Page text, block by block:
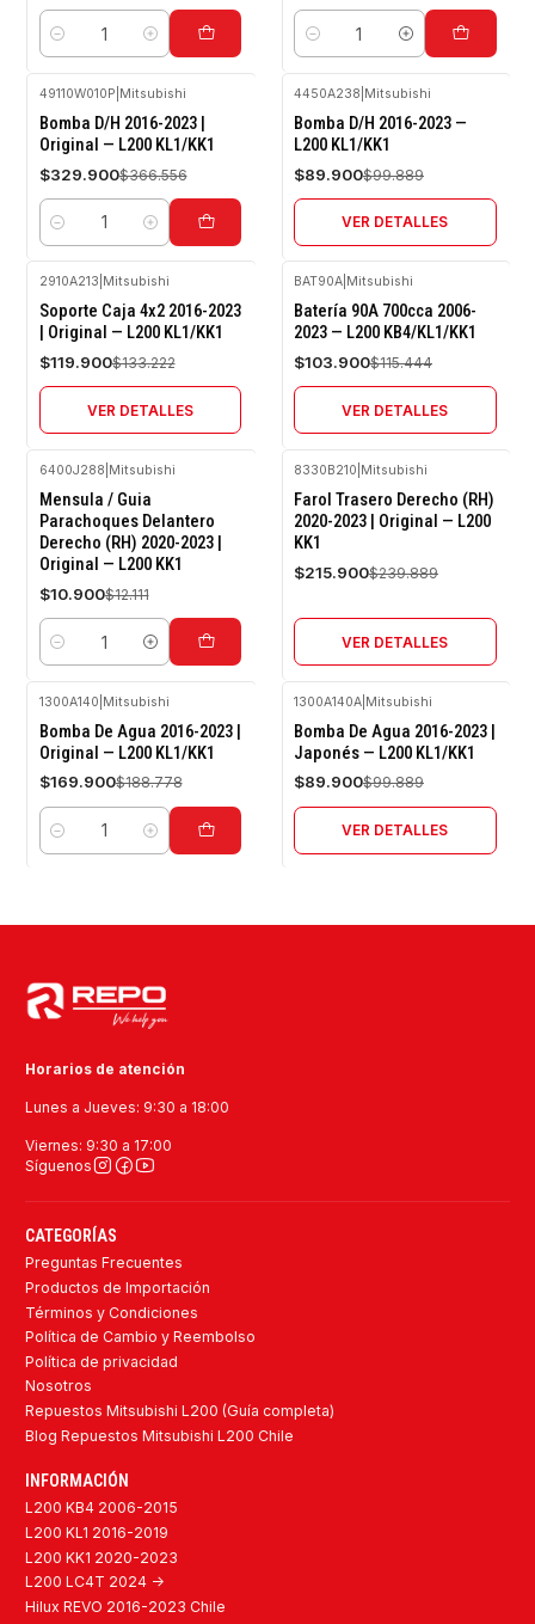
Cantidad Cantidad
-10%
OFF
49110W010P Mitsubishi
Bomba D/H 2016-2023 |
Original — L200 KL1/KK1
$329.900$366.556
Cantidad
-10%
OFF
4450A238 Mitsubishi
Bomba D/H 2016-2023 —
L200 KL1/KK1
$89.900$99.889
VER DETALLES
-10%
OFF
2910A213 Mitsubishi
Soporte Caja 4x2 2016-2023
| Original — L200 KL1/KK1
$119.900$133.222
VER DETALLES
-10%
OFF
BAT90A Mitsubishi
Batería 90A 700cca 2006-
2023 — L200 KB4/KL1/KK1
$103.900$115.444
VER DETALLES
-10%
OFF
6400J288 Mitsubishi
Mensula / Guia
Parachoques Delantero
Derecho (RH) 2020-2023 |
Original — L200 KK1
$10.900$12.111
Cantidad
-10%
OFF
Agotado
8330B210 Mitsubishi
Farol Trasero Derecho (RH)
2020-2023 | Original — L200
KK1
$215.900$239.889
VER DETALLES
-10%
OFF
1300A140 Mitsubishi
Bomba De Agua 2016-2023 |
Original — L200 KL1/KK1
$169.900$188.778
Cantidad
-10%
OFF
1300A140A Mitsubishi
Bomba De Agua 2016-2023 |
Japonés — L200 KL1/KK1
$89.900$99.889
VER DETALLES
Horarios de atención
Lunes a Jueves: 9:30 a 18:00
Viernes: 9:30 a 17:00
Síguenos
CATEGORÍAS
Preguntas Frecuentes
Productos de Importación
Términos y Condiciones
Política de Cambio y Reembolso
Política de privacidad
Nosotros
Repuestos Mitsubishi L200 (Guía completa)
Blog Repuestos Mitsubishi L200 Chile
INFORMACIÓN
L200 KB4 2006-2015
L200 KL1 2016-2019
L200 KK1 2020-2023
L200 LC4T 2024 ->
Hilux REVO 2016-2023 Chile